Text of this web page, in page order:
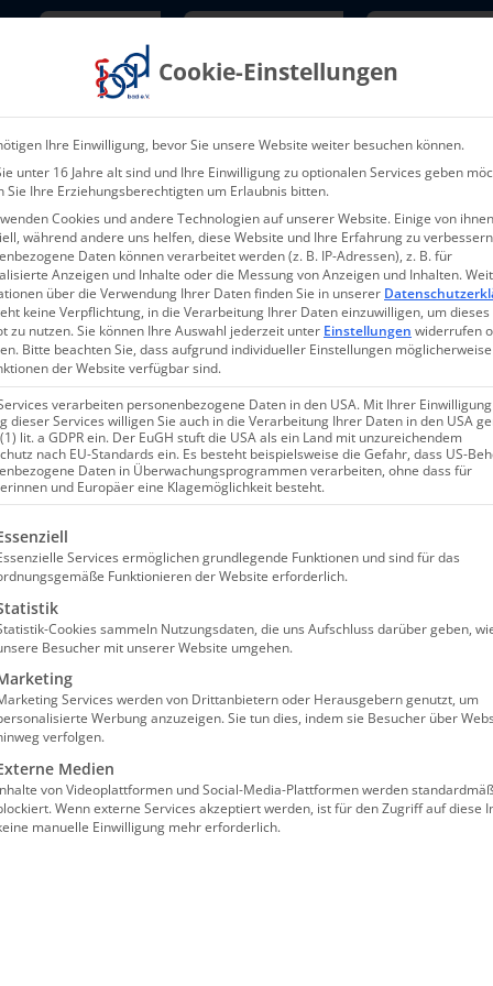
Über uns Aktuelles & Presse
statt Konkurs: Wie Sie aus den Fehlern anderer
profitieren
114,00€
Cookie-Einstellungen
Ihre Einwilligung, bevor Sie unsere Website weiter besuchen können.
unter 16 Jahre alt sind und Ihre Einwilligung zu optionalen Services geben
Sie Ihre Erziehungsberechtigten um Erlaubnis bitten.
Cookies und andere Technologien auf unserer Website. Einige von
während andere uns helfen, diese Website und Ihre Erfahrung zu
Daten können verarbeitet werden (z. B. IP-Adressen), z. B. für
Anzeigen und Inhalte oder die Messung von Anzeigen und Inhalten.
über die Verwendung Ihrer Daten finden Sie in unserer
keine Verpflichtung, in die Verarbeitung Ihrer Daten einzuwilligen, um dieses
zu nutzen.Sie können Ihre Auswahl jederzeit unter Einstellungen widerrufen
Bitte beachten Sie, dass aufgrund individueller Einstellungen
der Website verfügbar sind.
verarbeiten personenbezogene Daten in den USA. Mit Ihrer
dieser Services willigen Sie auch in die Verarbeitung Ihrer Daten in den USA
lit. a GDPR ein. Der EuGH stuft die USA als ein Land mit unzureichendem
nach EU-Standards ein. Es besteht beispielsweise die Gefahr, dass US-
Daten in Überwachungsprogrammen verarbeiten, ohne dass für
und Europäer eine Klagemöglichkeit besteht.
eine Liste der Service-Gruppen, für die eine
Services ermöglichen grundlegende Funktionen und sind für das
Funktionieren der Website erforderlich.
Cookies sammeln Nutzungsdaten, die uns Aufschluss darüber geben,
Besucher mit unserer Website umgehen.
Services werden von Drittanbietern oder Herausgebern genutzt, um
Werbung anzuzeigen. Sie tun dies, indem sie Besucher über
verfolgen.
Medien
von Videoplattformen und Social-Media-Plattformen werden
Wenn externe Services akzeptiert werden, ist für den Zugriff auf diese
manuelle Einwilligung mehr erforderlich.